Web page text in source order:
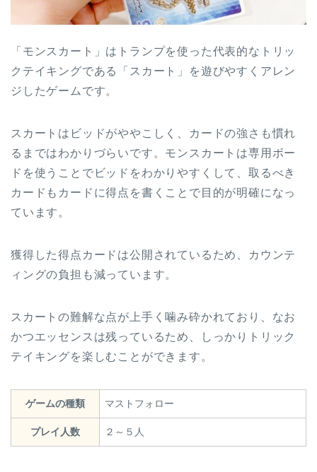
「モンスカート」はトランプを使った代表的なトリッ
クテイキングである「スカート」を遊びやすくアレン
ジしたゲームです。
スカートはビッドがややこしく、カードの強さも慣れ
るまではわかりづらいです。モンスカートは専用ボー
ドを使うことでビッドをわかりやすくして、取るべき
カードもカードに得点を書くことで目的が明確になっ
ています。
獲得した得点カードは公開されているため、カウンテ
ィングの負担も減っています。
スカートの難解な点が上手く噛み砕かれており、なお
かつエッセンスは残っているため、しっかりトリック
テイキングを楽しむことができます。
ゲームの種類 マストフォロー
プレイ人数 ２～５人